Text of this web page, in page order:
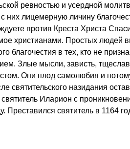
ревностью и усердной
них лицемерную личину
против Креста Христа
христианами. Простых людей
благочестия в тех, кто не
Злые мысли, зависть,
Они плод самолюбия и
святительского назидания
Иларион с
Преставился святитель в 1164